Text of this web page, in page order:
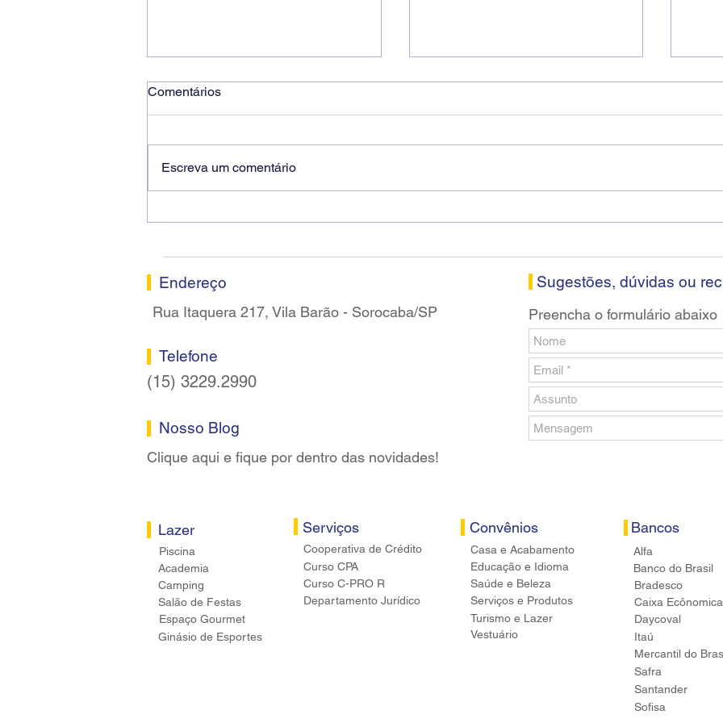
às metas abusivas
Comentários
Escreva um comentário
Endereço
Rua Itaquera 217, Vila Barão - Sorocaba/SP
Telefone
(15) 3229.2990
Nosso Blog
Clique aqui e fique por dentro das novidades!
Lazer
Piscina
Academia
Camping
Salão de Festas
Espaço Gourmet
Ginásio de Esportes
Serviços
Cooperativa de Crédito
Curso CPA
Curso C-PRO R
Departamento Jurídico
Sugestões, dúvidas ou
Preencha o formulário abaixo
Convênios
Casa e Acabamento
Educação e Idioma
Saúde e Beleza
Serviços e Produtos
Turismo e Lazer
Vestuário
Bancos
Alfa
Banco do Brasil
Bradesco
Caixa
Daycoval
Itaú
Mercantil do
Safra
Santander
Sofisa